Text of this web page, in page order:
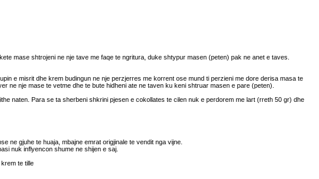
mase shtrojeni ne nje tave me faqe te ngritura, duke shtypur masen (peten) pak ne anet e taves.
e misrit dhe krem budingun ne nje perzjerres me korrent ose mund ti perzieni me dore derisa masa te
ne nje mase te vetme dhe te bute hidheni ate ne taven ku keni shtruar masen e pare (peten).
naten. Para se ta sherbeni shkrini pjesen e cokollates te cilen nuk e perdorem me lart (rreth 50 gr) dhe
ne gjuhe te huaja, mbajne emrat origjinale te vendit nga vijne.
nuk inflyencon shume ne shijen e saj.
te tille